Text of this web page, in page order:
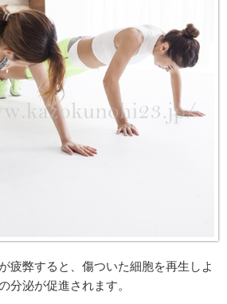
疲弊すると、傷ついた細胞を再生しよ
分泌が促進されます。